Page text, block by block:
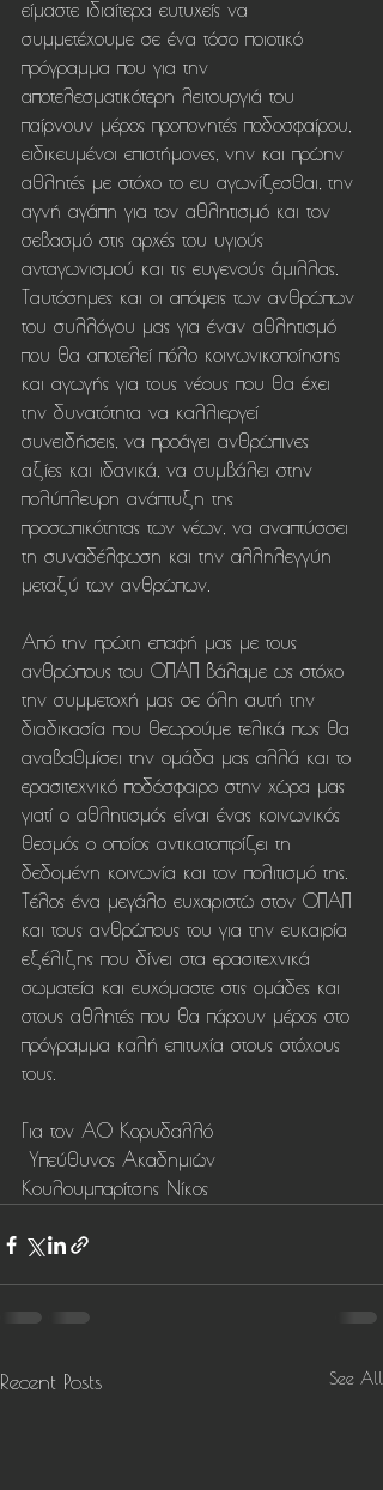
είμαστε ιδιαίτερα ευτυχείς να
συμμετέχουμε σε ένα τόσο ποιοτικό
πρόγραμμα που για την
αποτελεσματικότερη λειτουργιά του
παίρνουν μέρος προπονητές ποδοσφαίρου,
ειδικευμένοι επιστήμονες, νην και πρώην
αθλητές με στόχο το ευ αγωνίζεσθαι, την
αγνή αγάπη για τον αθλητισμό και τον
σεβασμό στις αρχές του υγιούς
ανταγωνισμού και τις ευγενούς άμιλλας.
Ταυτόσημες και οι απόψεις των ανθρώπων
του συλλόγου μας για έναν αθλητισμό
που θα αποτελεί πόλο κοινωνικοποίησης
και αγωγής για τους νέους που θα έχει
την δυνατότητα να καλλιεργεί
συνειδήσεις, να προάγει ανθρώπινες
αξίες και ιδανικά, να συμβάλει στην
πολύπλευρη ανάπτυξη της
προσωπικότητας των νέων, να αναπτύσσει
τη συναδέλφωση και την αλληλεγγύη
μεταξύ των ανθρώπων.
Από την πρώτη επαφή μας με τους
ανθρώπους του ΟΠΑΠ βάλαμε ως στόχο
την συμμετοχή μας σε όλη αυτή την
διαδικασία που θεωρούμε τελικά πως θα
αναβαθμίσει την ομάδα μας αλλά και το
ερασιτεχνικό ποδόσφαιρο στην χώρα μας
γιατί ο αθλητισμός είναι ένας κοινωνικός
θεσμός ο οποίος αντικατοπτρίζει τη
δεδομένη κοινωνία και τον πολιτισμό της.
Τέλος ένα μεγάλο ευχαριστώ στον ΟΠΑΠ
και τους ανθρώπους του για την ευκαιρία
εξέλιξης που δίνει στα ερασιτεχνικά
σωματεία και ευχόμαστε στις ομάδες και
στους αθλητές που θα πάρουν μέρος στο
πρόγραμμα καλή επιτυχία στους στόχους
τους.
Για τον ΑΟ Κορυδαλλό
Υπεύθυνος Ακαδημιών
Κουλουμπαρίτσης Νίκος
Recent Posts See All